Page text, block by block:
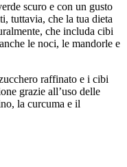
scuro e con un gusto
tuttavia, che la tua dieta
che includa cibi
le noci, le mandorle e
raffinato e i cibi
grazie all’uso delle
la curcuma e il